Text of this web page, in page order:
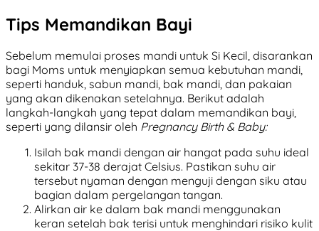
Tips Memandikan Bayi
Sebelum memulai proses mandi untuk Si Kecil, disarankan
bagi Moms untuk menyiapkan semua kebutuhan mandi,
seperti handuk, sabun mandi, bak mandi, dan pakaian
yang akan dikenakan setelahnya. Berikut adalah
langkah-langkah yang tepat dalam memandikan bayi,
seperti yang dilansir oleh Pregnancy Birth & Baby:
Isilah bak mandi dengan air hangat pada suhu ideal
sekitar 37-38 derajat Celsius. Pastikan suhu air
tersebut nyaman dengan menguji dengan siku atau
bagian dalam pergelangan tangan.
Alirkan air ke dalam bak mandi menggunakan
keran setelah bak terisi untuk menghindari risiko kulit